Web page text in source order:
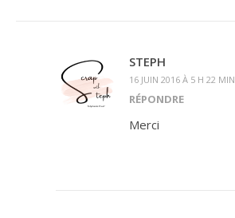
STEPH
16 JUIN 2016 À 5 H 22 MIN
RÉPONDRE
Merci